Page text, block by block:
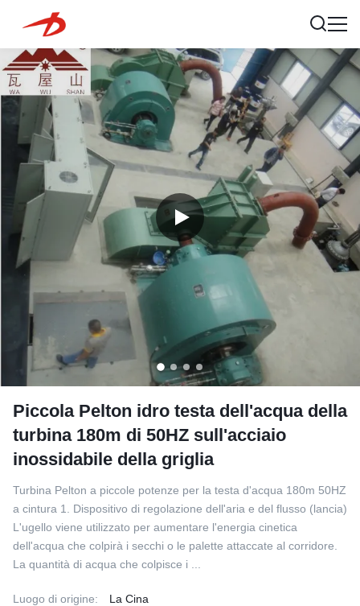
Piccola Pelton idro testa dell'acqua della
turbina 180m di 50HZ sull'acciaio
inossidabile della griglia
Turbina Pelton a piccole potenze per la testa d'acqua 180m 50HZ
a cintura 1. Dispositivo di regolazione dell'aria e del flusso (lancia)
L'ugello viene utilizzato per aumentare l'energia cinetica
dell'acqua che colpirà i secchi o le palette attaccate al corridore.
La quantità di acqua che colpisce i ...
Luogo di origine:
La Cina